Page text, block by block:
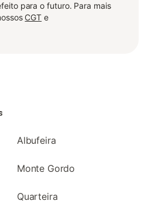
para o futuro. Para mais
CGT e
Albufeira
Monte Gordo
Quarteira